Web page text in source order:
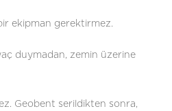
ekipman gerektirmez.
duymadan, zemin üzerine
Geobent serildikten sonra,